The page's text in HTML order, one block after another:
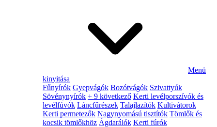
Menü
kinyitása
Fűnyírók Gyepvágók Bozótvágók Szivattyúk
Sövénynyírók + 9 következő Kerti levélporszívók és
levélfúvók Láncfűrészek Talajlazítók Kultivátorok
Kerti permetezők Nagynyomású tisztítók Tömlők és
kocsik tömlőkhöz Ágdarálók Kerti fúrók